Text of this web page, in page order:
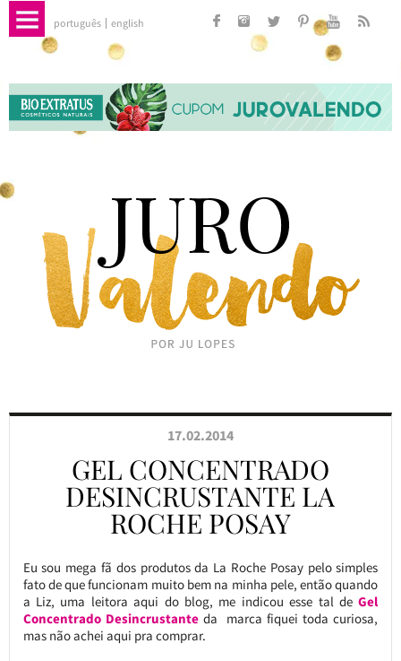
português english
17.02.2014
GEL CONCENTRADO
DESINCRUSTANTE LA
ROCHE POSAY
Eu sou mega fã dos produtos da La Roche Posay pelo simples
fato de que funcionam muito bem na minha pele, então quando
a Liz, uma leitora aqui do blog, me indicou esse tal deGel
Concentrado Desincrustanteda marca fiquei toda curiosa,
mas não achei aqui pra comprar.